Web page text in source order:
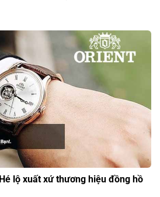
lộ xuất xứ thương hiệu đồng hồ